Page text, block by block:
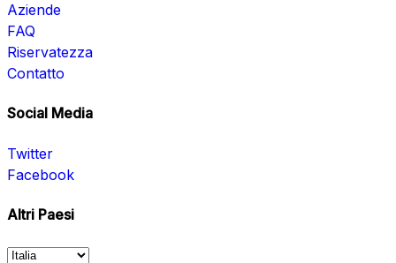
Aziende
FAQ
Riservatezza
Contatto
Social Media
Twitter
Facebook
Altri Paesi